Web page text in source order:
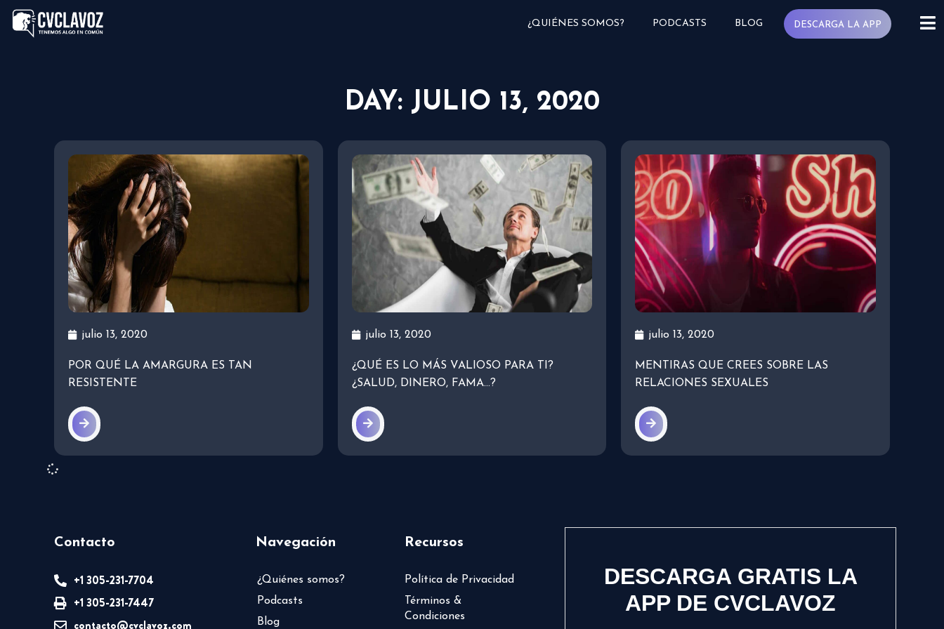
¿QUIÉNES SOMOS? PODCASTS BLOG DESCARGA LA APP
DAY: JULIO 13, 2020
julio 13, 2020
POR QUÉ LA AMARGURA ES TAN
RESISTENTE
julio 13, 2020
¿QUÉ ES LO MÁS VALIOSO PARA TI?
¿SALUD, DINERO, FAMA…?
julio 13, 2020
MENTIRAS QUE CREES SOBRE LAS
RELACIONES SEXUALES
Contacto
+1 305-231-7704
+1 305-231-7447
contacto@cvclavoz.com
Navegación
¿Quiénes somos?
Podcasts
Blog
Recursos
Política de Privacidad
Términos &
Condiciones
DESCARGA GRATIS LA
APP DE CVCLAVOZ